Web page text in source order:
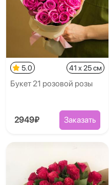
5.0 41 x 25 см
Букет 21 розовой розы
2949₽ Заказать